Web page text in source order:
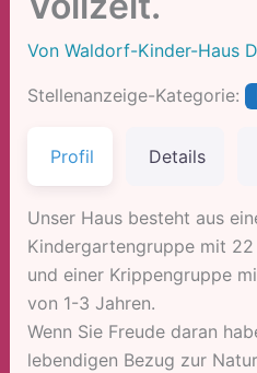
Von Waldorf-Kinder-Haus
Stellenanzeige-Kategorie:
Profil Details
Unser Haus besteht aus
Kindergartengruppe mit 22
und einer Krippengruppe
von 1-3 Jahren.
Wenn Sie Freude daran
lebendigen Bezug zur